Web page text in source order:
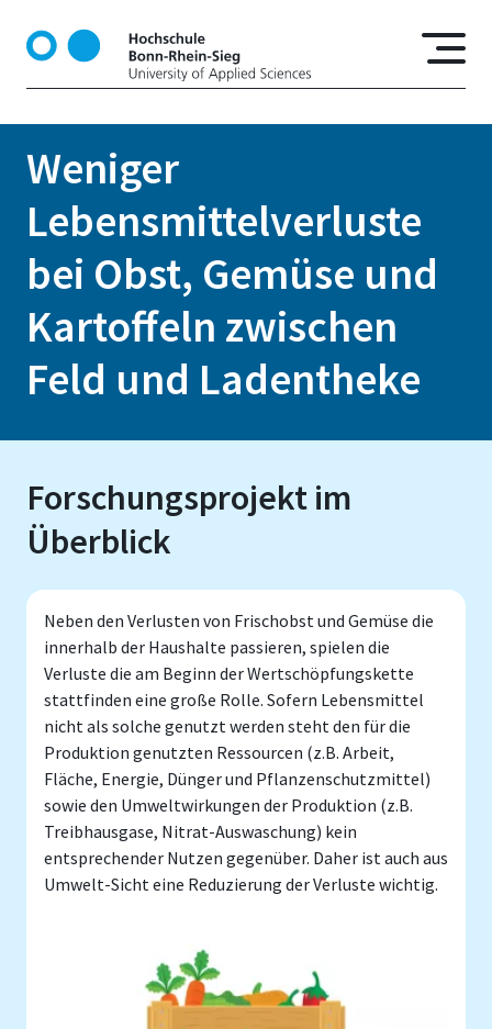
k
Weniger
Lebensmittelverluste
bei Obst, Gemüse und
Kartoffeln zwischen
Feld und Ladentheke
Forschungsprojekt im
Überblick
Neben den Verlusten von Frischobst und Gemüse die
innerhalb der Haushalte passieren, spielen die
Verluste die am Beginn der Wertschöpfungskette
stattfinden eine große Rolle. Sofern Lebensmittel
nicht als solche genutzt werden steht den für die
Produktion genutzten Ressourcen (z.B. Arbeit,
Fläche, Energie, Dünger und Pflanzenschutzmittel)
sowie den Umweltwirkungen der Produktion (z.B.
Treibhausgase, Nitrat-Auswaschung) kein
entsprechender Nutzen gegenüber. Daher ist auch aus
Umwelt-Sicht eine Reduzierung der Verluste wichtig.